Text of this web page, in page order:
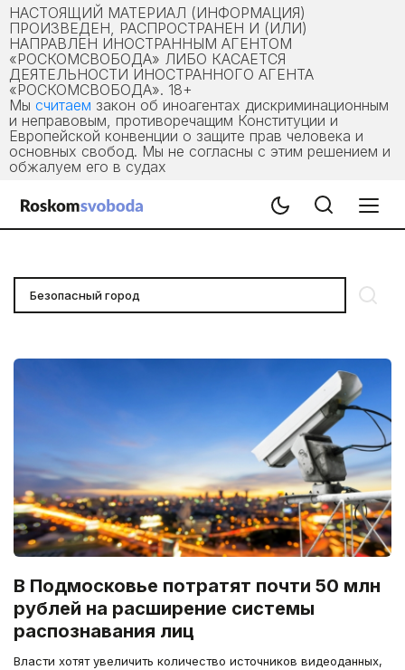
НАСТОЯЩИЙ МАТЕРИАЛ (ИНФОРМАЦИЯ)
ПРОИЗВЕДЕН, РАСПРОСТРАНЕН И (ИЛИ)
НАПРАВЛЕН ИНОСТРАННЫМ АГЕНТОМ
«РОСКОМСВОБОДА» ЛИБО КАСАЕТСЯ
ДЕЯТЕЛЬНОСТИ ИНОСТРАННОГО АГЕНТА
«РОСКОМСВОБОДА». 18+
Мы считаем закон об иноагентах дискриминационным
и неправовым, противоречащим Конституции и
Европейской конвенции о защите прав человека и
основных свобод. Мы не согласны с этим решением и
обжалуем его в судах
В Подмосковье потратят почти 50 млн
рублей на расширение системы
распознавания лиц
Власти хотят увеличить количество источников видеоданных,